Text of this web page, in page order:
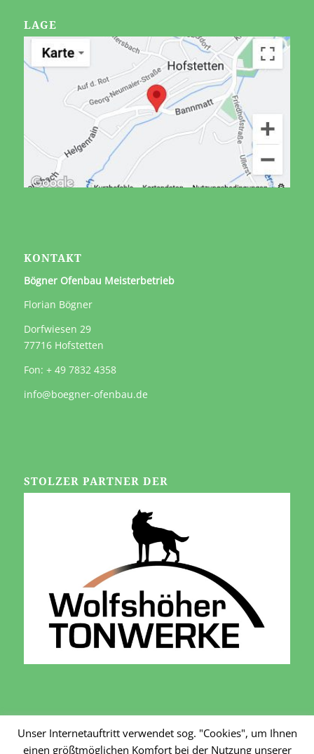
LAGE
KONTAKT
Bögner Ofenbau Meisterbetrieb
Florian Bögner
Dorfwiesen 29
77716 Hofstetten
Fon: + 49 7832 4358
info@boegner-ofenbau.de
STOLZER PARTNER DER
Konzeption, Gestaltung und technische Realisierung:
Unser Internetauftritt verwendet sog. "Cookies", um Ihnen
einen größtmöglichen Komfort bei der Nutzung unserer